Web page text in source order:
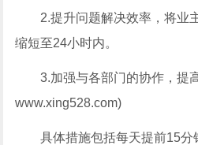
2.提升问题解决效率，将业
缩短至24小时内。
3.加强与各部门的协作，提
www.xing528.com)
具体措施包括每天提前15分